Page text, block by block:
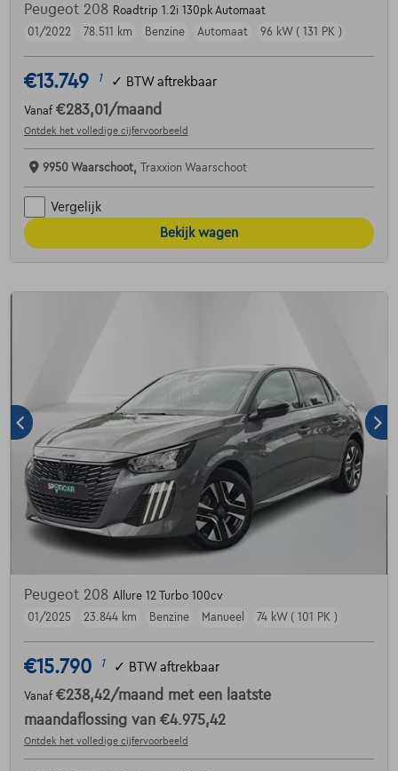
Peugeot 208 Roadtrip 1.2i 130pk Automaat
01/2022
78.511 km Benzine Automaat 96 kW ( 131 PK )
€13.749 1 ✓ BTW aftrekbaar
Vanaf €283,01 /maand
Ontdek het volledige cijfervoorbeeld
9950 Waarschoot, Traxxion Waarschoot
Vergelijk
Bekijk wagen
Peugeot 208 Allure 12 Turbo 100cv
01/2025
23.844 km Benzine Manueel 74 kW ( 101 PK )
€15.790 1 ✓ BTW aftrekbaar
Vanaf €238,42/maand met een laatste
maandaflossing van €4.975,42
Ontdek het volledige cijfervoorbeeld